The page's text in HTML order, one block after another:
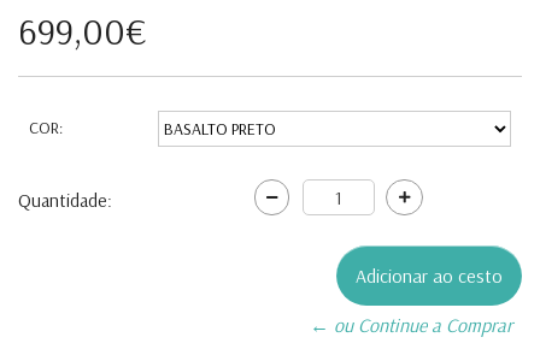
699,00€
COR:
Quantidade:
← ou Continue a Comprar